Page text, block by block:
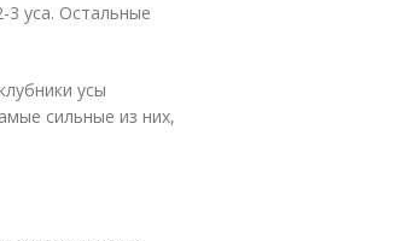
3 уса. Остальные
усы
сильные из них,